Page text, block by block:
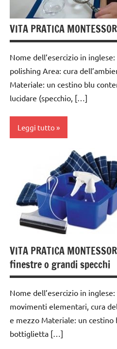
anni
GUIDA
DIDATTICA
TUTTI GLI
ARGOMENTI
PER ETA'
ARTICOLI
VITA PRATICA
Nome dell’esercizio in
polishing Area: cura
Materiale: un cestino blu
lucidare (specchio, […]
Leggi tutto
dell'ambiente
dai
3 ai
anni
DIDATTICA
MONTESSORI
ARGOMENTI
PER ETA'
TUTTI GLI
ARTICOLI
VITA PRATICA
finestre o grandi specchi
Nome dell’esercizio in
movimenti elementari, cura
e mezzo Materiale: un cestino
bottiglietta […]